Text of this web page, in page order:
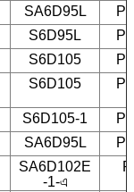
SA6D95L
S6D95L
S6D105
S6D105
S6D105-1
SA6D95L
SA6D102E
-1-এ